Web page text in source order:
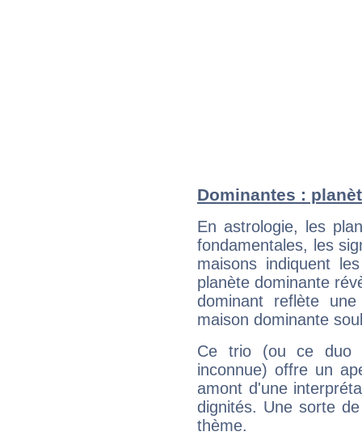
Dominantes :
En astrologie, les
fondamentales, les
maisons indiquent
planète dominante
dominant reflète
maison dominante
Ce trio (ou ce duo
inconnue) offre un
amont d'une
dignités. Une sorte
thème.